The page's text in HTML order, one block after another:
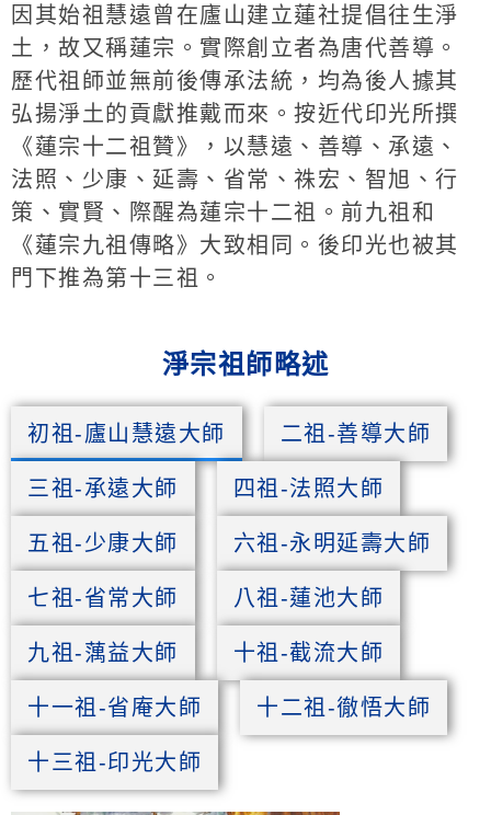
因其始祖慧遠曾在廬山建立蓮社提倡往生淨
土，故又稱蓮宗。實際創立者為唐代善導。
歷代祖師並無前後傳承法統，均為後人據其
弘揚淨土的貢獻推戴而來。按近代印光所撰
《蓮宗十二祖贊》，以慧遠、善導、承遠、
法照、少康、延壽、省常、祩宏、智旭、行
策、實賢、際醒為蓮宗十二祖。前九祖和
《蓮宗九祖傳略》大致相同。後印光也被其
門下推為第十三祖。
淨宗祖師略述
初祖-廬山慧遠大師 二祖-善導大師
三祖-承遠大師 四祖-法照大師
五祖-少康大師 六祖-永明延壽大師
七祖-省常大師 八祖-蓮池大師
九祖-蕅益大師 十祖-截流大師
十一祖-省庵大師 十二祖-徹悟大師
十三祖-印光大師